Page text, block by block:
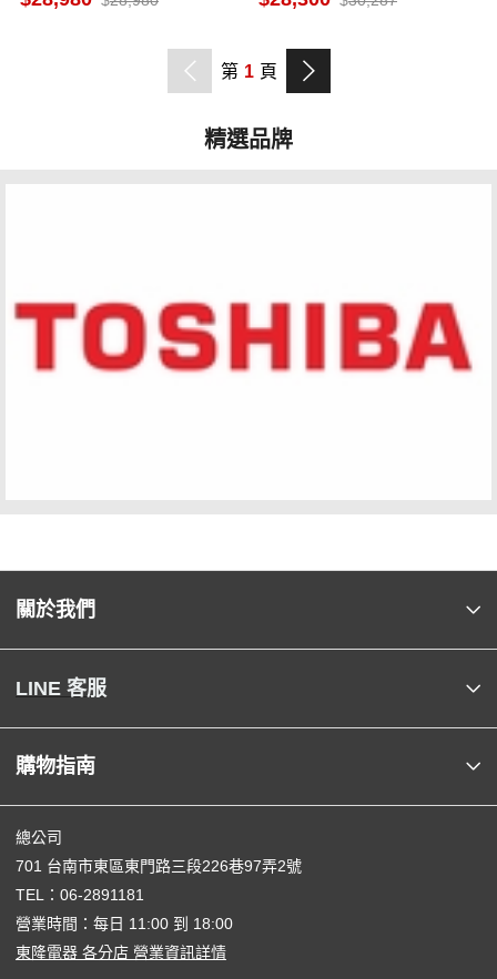
第 1 頁
精選品牌
關於我們
LINE 客服
購物指南
總公司
701 台南市東區東門路三段226巷97弄2號
TEL： 06-2891181
營業時間：每日 11:00 到 18:00
東隆電器 各分店 營業資訊詳情